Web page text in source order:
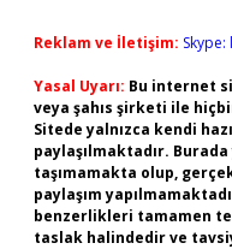
Reklam ve İletişim:
Yasal Uyarı: Bu internet
veya şahıs şirketi ile
Sitede yalnızca kendi
paylaşılmaktadır.
taşımamakta olup,
paylaşım
benzerlikleri tamamen
taslak halindedir ve